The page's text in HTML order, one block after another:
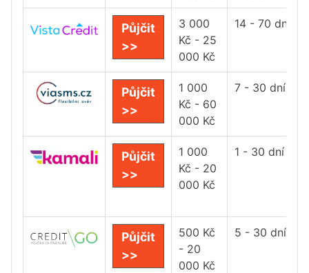
Půjčit
>>
3 000
Kč - 25
000 Kč
14 - 70 dní
Půjčit
>>
1 000
Kč - 60
000 Kč
7 - 30 dní
Půjčit
>>
1 000
Kč - 20
000 Kč
1 - 30 dní
Půjčit
>>
500 Kč
- 20
000 Kč
5 - 30 dní